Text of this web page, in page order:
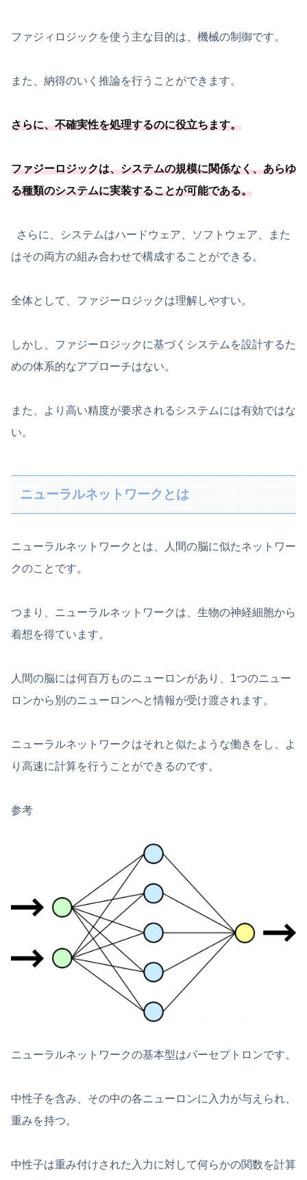
ファジィロジックを使う主な目的は、機械の制御です。
また、納得のいく推論を行うことができます。
さらに、不確実性を処理するのに役立ちます。
ファジーロジックは、システムの規模に関係なく、あらゆ
る種類のシステムに実装することが可能である。
さらに、システムはハードウェア、ソフトウェア、また
はその両方の組み合わせで構成することができる。
全体として、ファジーロジックは理解しやすい。
しかし、ファジーロジックに基づくシステムを設計するた
めの体系的なアプローチはない。
また、より高い精度が要求されるシステムには有効ではな
い。
ニューラルネットワークとは
ニューラルネットワークとは、人間の脳に似たネットワー
クのことです。
つまり、ニューラルネットワークは、生物の神経細胞から
着想を得ています。
人間の脳には何百万ものニューロンがあり、1つのニュー
ロンから別のニューロンへと情報が受け渡されます。
ニューラルネットワークはそれと似たような働きをし、よ
り高速に計算を行うことができるのです。
参考
ニューラルネットワークの基本型はパーセプトロンです。
中性子を含み、その中の各ニューロンに入力が与えられ、
重みを持つ。
中性子は重み付けされた入力に対して何らかの関数を計算